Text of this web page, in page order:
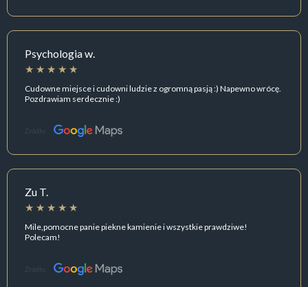
Psychologia w.
Cudowne miejsce i cudowni ludzie z ogromną pasją :) Napewno wrócę.
Pozdrawiam serdecznie :)
Źródło:
Zu T.
Mile,pomocne panie piekne kamienie i wszystkie prawdziwe!
Polecam!
Źródło: